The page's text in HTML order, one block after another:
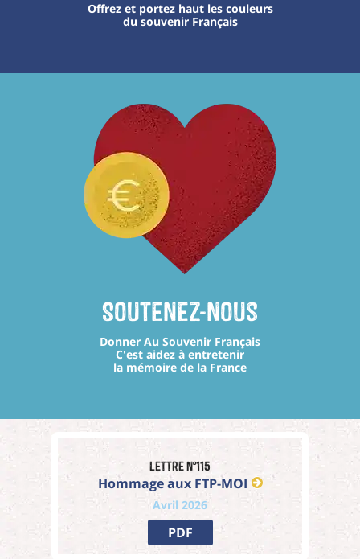
Offrez et portez haut les couleurs
du souvenir Français
Soutenez-nous
Donner Au Souvenir Français
C'est aidez à entretenir
la mémoire de la France
Lettre n°115
Hommage aux FTP-MOI
Avril 2026
PDF